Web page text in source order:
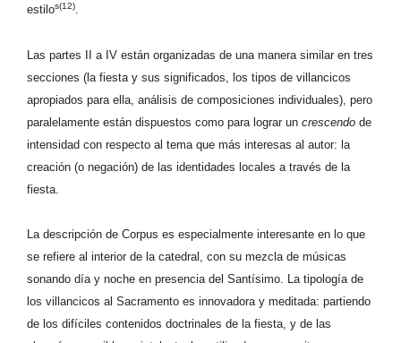
estilos(12).
Las partes II a IV están organizadas de una manera similar en tres
secciones (la fiesta y sus significados, los tipos de villancicos
apropiados para ella, análisis de composiciones individuales), pero
paralelamente están dispuestos como para lograr un crescendo de
intensidad con respecto al tema que más interesas al autor: la
creación (o negación) de las identidades locales a través de la
fiesta.
La descripción de Corpus es especialmente interesante en lo que
se refiere al interior de la catedral, con su mezcla de músicas
sonando día y noche en presencia del Santísimo. La tipología de
los villancicos al Sacramento es innovadora y meditada: partiendo
de los difíciles contenidos doctrinales de la fiesta, y de las